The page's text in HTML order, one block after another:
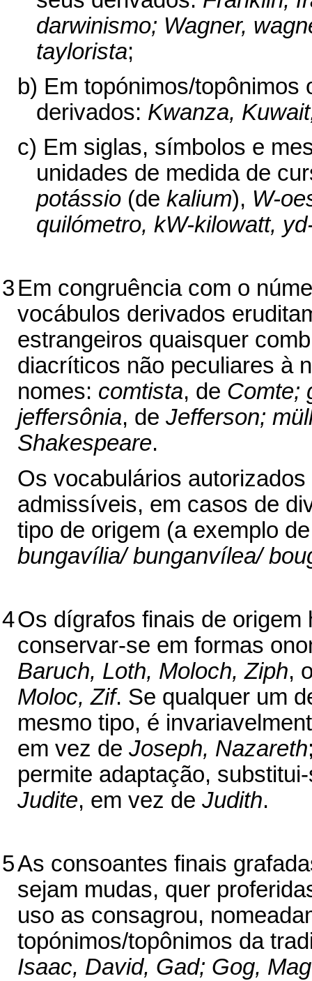
darwinismo; Wagner,
taylorista;
b) Em topónimos/
derivados: Kwanza,
c) Em siglas, símbolos e
unidades de medida de
potássio (de kalium), W-
quilómetro, kW-kilowatt,
3Em congruência com o
vocábulos derivados
estrangeiros quaisquer
diacríticos não peculiares à
nomes: comtista, de Comte;
jeffersônia, de Jefferson;
Shakespeare.
Os vocabulários
admissíveis, em casos de
tipo de origem (a exemplo
bungavília/ bunganvílea/
4Os dígrafos finais de
conservar-se em formas
Baruch, Loth, Moloch, Ziph,
Moloc, Zif. Se qualquer um
mesmo tipo, é
em vez de Joseph, Nazareth
permite adaptação,
Judite, em vez de Judith.
5As consoantes finais
sejam mudas, quer
uso as consagrou,
topónimos/topônimos da
Isaac, David, Gad; Gog,